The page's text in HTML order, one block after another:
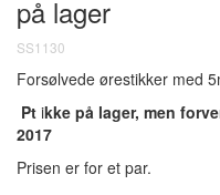
på lager
SS1130
Forsølvede ørestikker med
Pt ikke på lager, men
2017
Prisen er for et par.